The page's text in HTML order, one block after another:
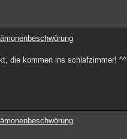
die kommen ins schlafzimmer! ^^